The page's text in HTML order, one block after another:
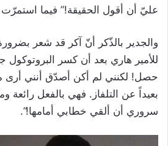
عليّ أن أقول الحقيقة!” فيما
والجدير بالذّكر أنّ آكر قد شعر
للأمير هاري بعد أن كسر البروتوكول
حصل! لكنني لم أكن أصدّق أنني أرى
بعيداً عن التلفاز. فهي بالفعل
سروري أن ألقي خطابي أمامها!”.